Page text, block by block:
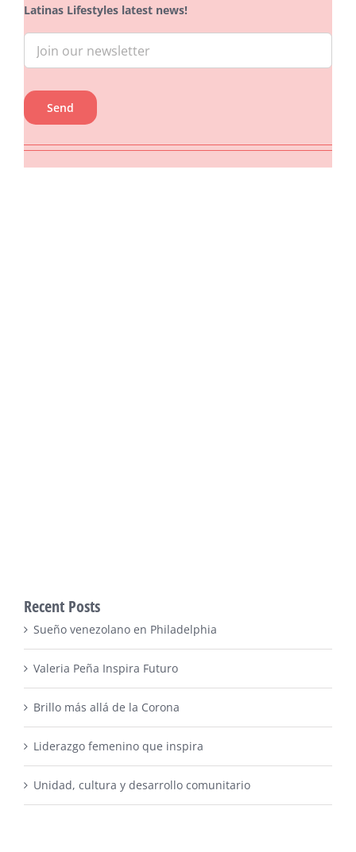
Latinas Lifestyles latest news!
Recent Posts
Sueño venezolano en Philadelphia
Valeria Peña Inspira Futuro
Brillo más allá de la Corona
Liderazgo femenino que inspira
Unidad, cultura y desarrollo comunitario